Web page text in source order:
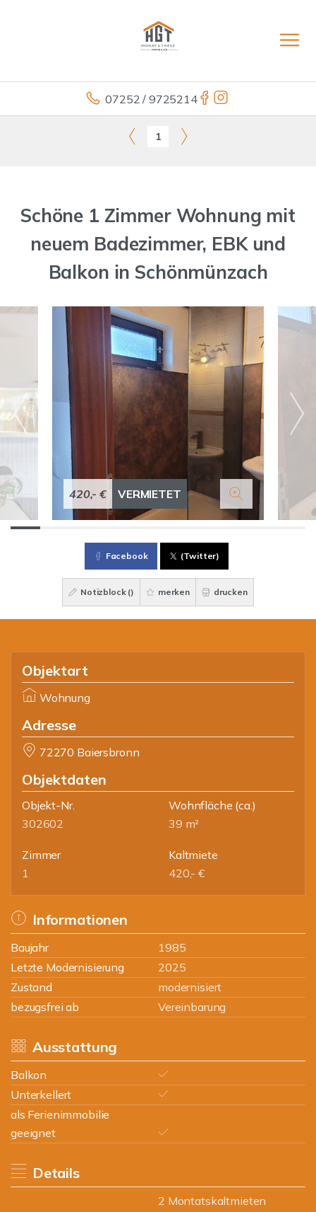
07252 / 9725214
1
Schöne 1 Zimmer Wohnung mit
neuem Badezimmer, EBK und
Balkon in Schönmünzach
420,- € VERMIETET
Facebook (Twitter)
Notizblock () merken drucken
Objektart
Wohnung
Adresse
72270 Baiersbronn
Objektdaten
Objekt-Nr.
302602
Wohnfläche (ca.)
39 m²
Zimmer
1
Kaltmiete
420,- €
Informationen
Baujahr
1985
Letzte Modernisierung
2025
Zustand
modernisiert
bezugsfrei ab
Vereinbarung
Ausstattung
Balkon
Unterkellert
als Ferienimmobilie
geeignet
Details
2 Montatskaltmieten